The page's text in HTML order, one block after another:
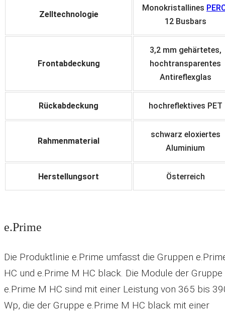
Zelltechnologie
Monokristallines
12 Busbars
Frontabdeckung
3,2 mm gehärtetes,
hochtransparentes
Antireflexglas
Rückabdeckung hochreflektives PET
Rahmenmaterial
schwarz eloxiertes
Aluminium
Herstellungsort Österreich
e.Prime
Die Produktlinie e.Prime umfasst die Gruppen
HC und e.Prime M HC black. Die Module der Gruppe
e.Prime M HC sind mit einer Leistung von 365 bis
Wp, die der Gruppe e.Prime M HC black mit einer